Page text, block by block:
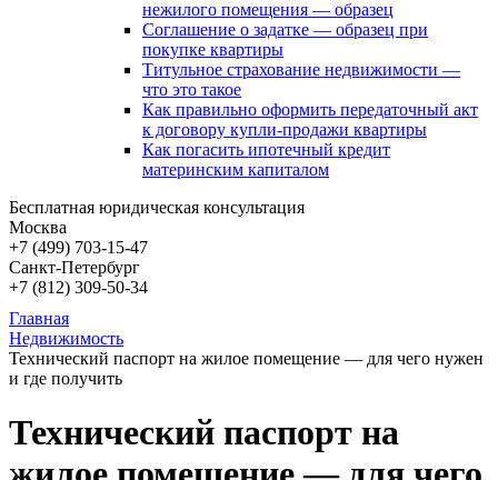
нежилого помещения — образец
Соглашение о задатке — образец при
покупке квартиры
Титульное страхование недвижимости —
что это такое
Как правильно оформить передаточный акт
к договору купли-продажи квартиры
Как погасить ипотечный кредит
материнским капиталом
Бесплатная юридическая консультация
Москва
+7 (499) 703-15-47
Санкт-Петербург
+7 (812) 309-50-34
Главная
Недвижимость
Технический паспорт на жилое помещение — для чего нужен
и где получить
Технический паспорт на